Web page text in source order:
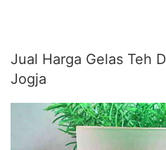
Jual Harga Gelas Teh
Jogja